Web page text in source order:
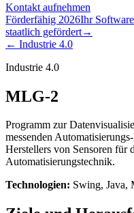
Kontakt aufnehmen
Förderfähig 2026Ihr
staatlich gefördert→
← Industrie 4.0
Industrie 4.0
MLG-2
Programm zur
messenden
Herstellers von Sensoren
Automatisierungstechnik.
Technologien: Swing, Java,